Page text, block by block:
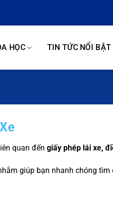
HỌC TIN TỨC NỔI BẬT
quan đến giấy phép lái xe,
giúp bạn nhanh chóng